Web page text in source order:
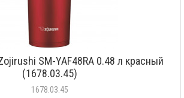
SM-YAF48RA 0.48 л красный
(1678.03.45)
1678.03.45